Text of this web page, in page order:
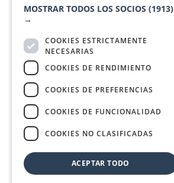
MOSTRAR TODOS LOS SOCIOS (1913)
→
COOKIES ESTRICTAMENTE
NECESARIAS
COOKIES DE RENDIMIENTO
COOKIES DE PREFERENCIAS
COOKIES DE FUNCIONALIDAD
COOKIES NO CLASIFICADAS
ACEPTAR TODO